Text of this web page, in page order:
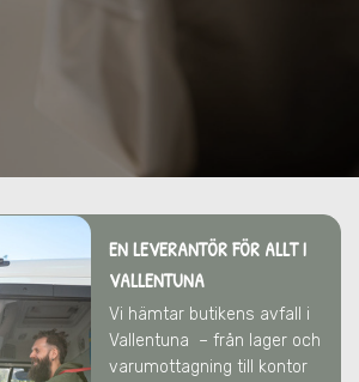
EN LEVERANTÖR FÖR ALLTI
VALLENTUNA
Vi hämtar butikens avfall i
Vallentuna – från lager och
varumottagning till kontor